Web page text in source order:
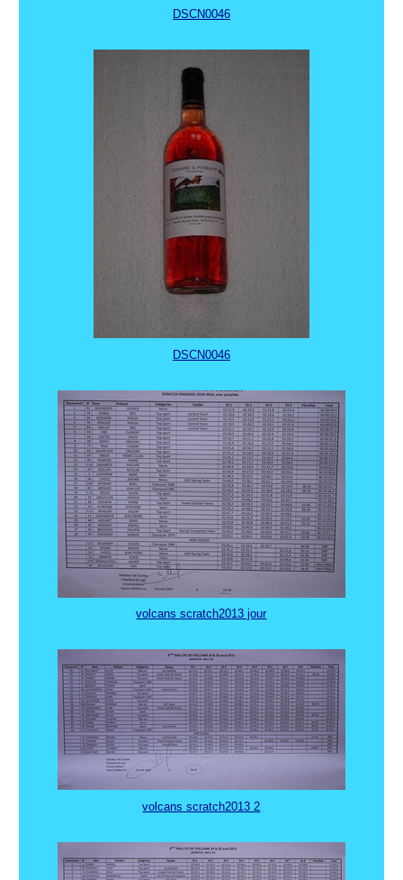
DSCN0046
DSCN0046
volcans scratch2013 jour
volcans scratch2013 2